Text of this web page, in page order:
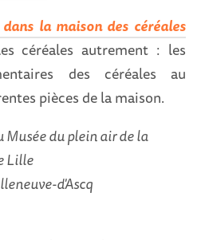
la maison des céréales
céréales autrement : les
des céréales au
pièces de la maison.
du plein air de la
Lille
d'Ascq